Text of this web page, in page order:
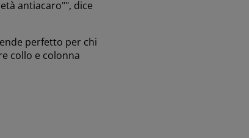
antiacaro"", dice
perfetto per chi
collo e colonna